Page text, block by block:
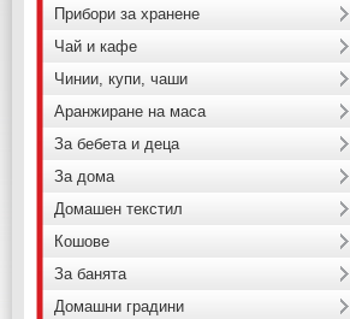
Прибори за хранене
Чай и кафе
Чинии, купи, чаши
Аранжиране на маса
За бебета и деца
За дома
Домашен текстил
Кошове
За банята
Домашни градини